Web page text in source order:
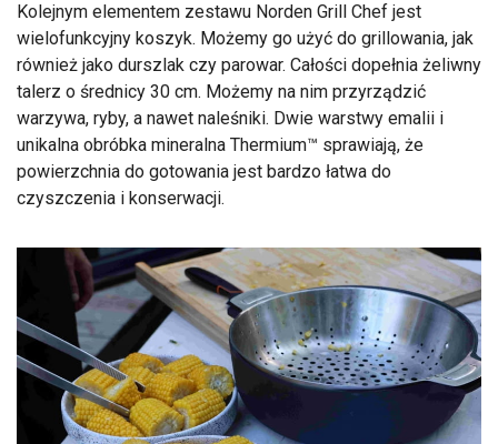
Kolejnym elementem zestawu Norden Grill Chef jest
wielofunkcyjny koszyk. Możemy go użyć do grillowania, jak
również jako durszlak czy parowar. Całości dopełnia żeliwny
talerz o średnicy 30 cm. Możemy na nim przyrządzić
warzywa, ryby, a nawet naleśniki. Dwie warstwy emalii i
unikalna obróbka mineralna Thermium™ sprawiają, że
powierzchnia do gotowania jest bardzo łatwa do
czyszczenia i konserwacji.